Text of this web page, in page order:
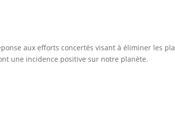
aux efforts concertés visant à éliminer les
une incidence positive sur notre planète.